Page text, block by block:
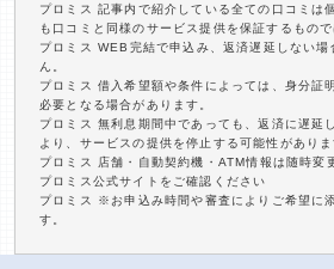
プロミス 記事内で紹介している全ての口コミは
も口コミと同様のサービス提供を保証するもので
プロミス WEB完結で申込み、返済遅延しない場
ん。
プロミス 借入希望額や条件によっては、身分証
必要となる場合があります。
プロミス 無利息期間中であっても、返済に遅延
より、サービスの提供を停止する可能性がありま
プロミス 店舗・自動契約機・ATM情報は随時変
プロミス公式サイトをご確認ください
プロミス ※お申込み時間や審査によりご希望に
す。